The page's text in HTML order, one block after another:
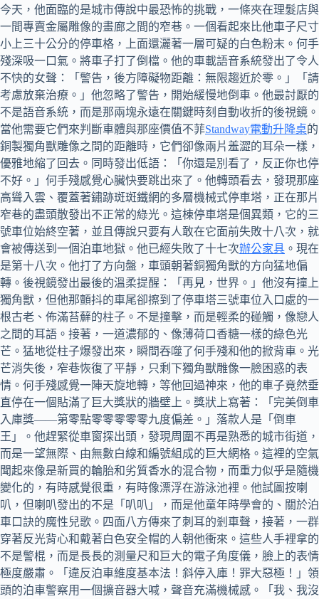
今天，他面臨的是城市傳說中最恐怖的挑戰，一條夾在理髮店與
一間專賣金屬雕像的畫廊之間的窄巷。一個看起來比他車子尺寸
小上三十公分的停車格，上面還灑著一層可疑的白色粉末。何手
殘深吸一口氣。將車子打了倒檔。他的車載語音系統發出了令人
不快的女聲：「警告，後方障礙物距離：無限趨近於零。」「請
考慮放棄治療。」他忽略了警告，開始緩慢地倒車。他最討厭的
不是語音系統，而是那兩塊永遠在關鍵時刻自動收折的後視鏡。
當他需要它們來判斷車體與那座價值不菲Standway電動升降桌的
銅製獨角獸雕像之間的距離時，它們卻像兩片羞澀的耳朵一樣，
優雅地縮了回去。同時發出低語：「你還是別看了，反正你也停
不好。」何手殘感覺心臟快要跳出來了。他轉頭看去，發現那座
高聳入雲、覆蓋著鏽跡斑斑鐵網的多層機械式停車塔，正在那片
窄巷的盡頭散發出不正常的綠光。這棟停車塔是個異類，它的三
號車位始終空著，並且傳說只要有人敢在它面前失敗十八次，就
會被傳送到一個泊車地獄。他已經失敗了十七次辦公家具 。現在
是第十八次。他打了方向盤，車頭朝著銅獨角獸的方向猛地偏
轉。後視鏡發出最後的溫柔提醒：「再見，世界。」他沒有撞上
獨角獸，但他那顫抖的車尾卻擦到了停車塔三號車位入口處的一
根古老、佈滿苔蘚的柱子。不是撞擊，而是輕柔的碰觸，像戀人
之間的耳語。接著，一道濃郁的、像薄荷口香糖一樣的綠色光
芒。猛地從柱子爆發出來，瞬間吞噬了何手殘和他的掀背車。光
芒消失後，窄巷恢復了平靜，只剩下獨角獸雕像一臉困惑的表
情。何手殘感覺一陣天旋地轉，等他回過神來，他的車子竟然垂
直停在一個貼滿了巨大獎狀的牆壁上。獎狀上寫著：「完美倒車
入庫獎——第零點零零零零零九度偏差。」落款人是「倒車
王」。他趕緊從車窗探出頭，發現周圍不再是熟悉的城市街道，
而是一望無際、由無數白線和編號組成的巨大網格。這裡的空氣
聞起來像是新買的輪胎和劣質香水的混合物，而重力似乎是隨機
變化的，有時感覺很重，有時像漂浮在游泳池裡。他試圖按喇
叭，但喇叭發出的不是「叭叭」，而是他童年時學會的、關於泊
車口訣的魔性兒歌。四面八方傳來了刺耳的剎車聲，接著，一群
穿著反光背心和戴著白色安全帽的人朝他衝來。這些人手裡拿的
不是警棍，而是長長的測量尺和巨大的電子角度儀，臉上的表情
極度嚴肅。「違反泊車維度基本法！斜停入庫！罪大惡極！」領
頭的泊車警察用一個擴音器大喊，聲音充滿機械感。「我、我沒